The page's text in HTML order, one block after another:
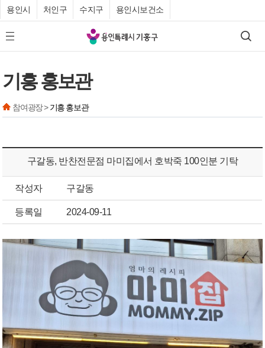
용인시 처인구 수지구 용인시보건소
모바일 메뉴 버튼
기
흥
청
검색
기흥 홍보관
참여광장 >기흥 홍보관
구갈동, 반찬전문점 마미집에서 호박죽 100인분 기탁
작성자 구갈동
등록일 2024-09-11